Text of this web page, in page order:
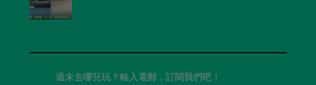
週末去哪兒玩？輸入電郵，訂閱我們吧！